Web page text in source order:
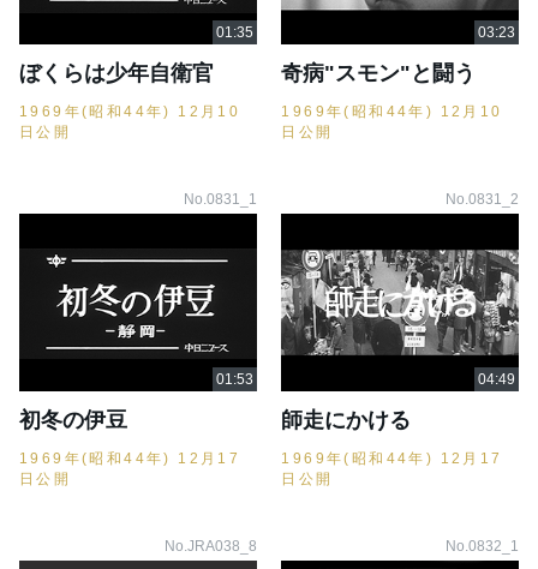
ぼくらは少年自衛官
1969年(昭和44年) 12月10
日公開
奇病"スモン"と闘う
1969年(昭和44年) 12月10
日公開
No.0831_1
初冬の伊豆
1969年(昭和44年) 12月17
日公開
No.0831_2
師走にかける
1969年(昭和44年) 12月17
日公開
No.JRA038_8 No.0832_1